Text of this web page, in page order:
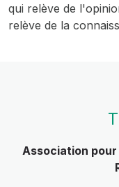
qui relève de
relève de la
Association